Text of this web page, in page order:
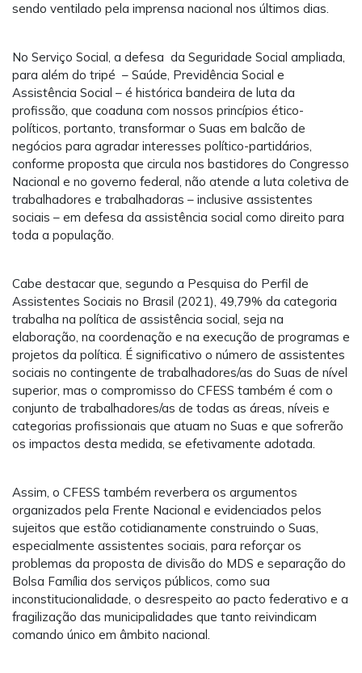
sendo ventilado pela imprensa nacional nos últimos dias.
No Serviço Social, a defesa da Seguridade Social ampliada,
para além do tripé – Saúde, Previdência Social e
Assistência Social – é histórica bandeira de luta da
profissão, que coaduna com nossos princípios ético-
políticos, portanto, transformar o Suas em balcão de
negócios para agradar interesses político-partidários,
conforme proposta que circula nos bastidores do Congresso
Nacional e no governo federal, não atende a luta coletiva de
trabalhadores e trabalhadoras – inclusive assistentes
sociais – em defesa da assistência social como direito para
toda a população.
Cabe destacar que, segundo a Pesquisa do Perfil de
Assistentes Sociais no Brasil (2021), 49,79% da categoria
trabalha na política de assistência social, seja na
elaboração, na coordenação e na execução de programas e
projetos da política. É significativo o número de assistentes
sociais no contingente de trabalhadores/as do Suas de nível
superior, mas o compromisso do CFESS também é com o
conjunto de trabalhadores/as de todas as áreas, níveis e
categorias profissionais que atuam no Suas e que sofrerão
os impactos desta medida, se efetivamente adotada.
Assim, o CFESS também reverbera os argumentos
organizados pela Frente Nacional e evidenciados pelos
sujeitos que estão cotidianamente construindo o Suas,
especialmente assistentes sociais, para reforçar os
problemas da proposta de divisão do MDS e separação do
Bolsa Família dos serviços públicos, como sua
inconstitucionalidade, o desrespeito ao pacto federativo e a
fragilização das municipalidades que tanto reivindicam
comando único em âmbito nacional.